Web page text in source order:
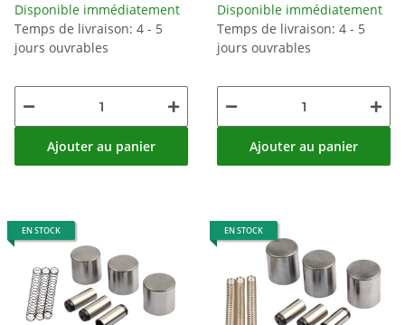
Disponible immédiatement
Temps de livraison: 4 - 5
jours ouvrables
Ajouter au panier
Disponible immédiatement
Temps de livraison: 4 - 5
jours ouvrables
Ajouter au panier
EN STOCK EN STOCK